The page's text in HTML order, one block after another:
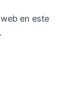
en este